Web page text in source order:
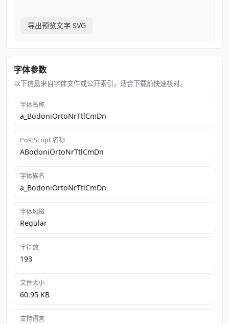
导出预览文字 SVG
字体参数
以下信息来自字体文件或公开索引，适合下载前快速核对。
字体名称
a_BodoniOrtoNrTtlCmDn
PostScript 名称
ABodoniOrtoNrTtlCmDn
字体族名
a_BodoniOrtoNrTtlCmDn
字体风格
Regular
字符数
193
文件大小
60.95 KB
支持语言